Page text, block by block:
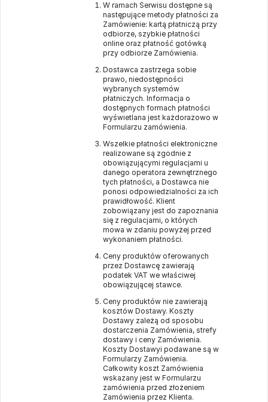
W ramach Serwisu dostępne są
następujące metody płatności za
Zamówienie: kartą płatniczą przy
odbiorze, szybkie płatności
online oraz płatność gotówką
przy odbiorze Zamówienia.
Dostawca zastrzega sobie
prawo, niedostępności
wybranych systemów
płatniczych. Informacja o
dostępnych formach płatności
wyświetlana jest każdorazowo w
Formularzu zamówienia.
Wszelkie płatności elektroniczne
realizowane są zgodnie z
obowiązującymi regulacjami u
danego operatora zewnętrznego
tych płatności, a Dostawca nie
ponosi odpowiedzialności za ich
prawidłowość. Klient
zobowiązany jest do zapoznania
się z regulacjami, o których
mowa w zdaniu powyżej przed
wykonaniem płatności.
Ceny produktów oferowanych
przez Dostawcę zawierają
podatek VAT we właściwej
obowiązującej stawce.
Ceny produktów nie zawierają
kosztów Dostawy. Koszty
Dostawy zależą od sposobu
dostarczenia Zamówienia, strefy
dostawy i ceny Zamówienia.
Koszty Dostawyi podawane są w
Formularzy Zamówienia.
Całkowity koszt Zamówienia
wskazany jest w Formularzu
zamówienia przed złożeniem
Zamówienia przez Klienta.